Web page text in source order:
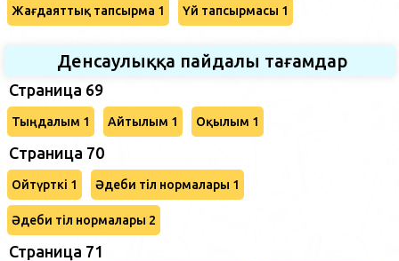
Жағдаяттық тапсырма 1 Үй тапсырмасы 1
Денсаулыққа пайдалы тағамдар
Страница 69
Тыңдалым 1 Айтылым 1 Оқылым 1
Cтраница 70
Ойтүрткі 1 Әдеби тіл нормалары 1
Әдеби тіл нормалары 2
Страница 71